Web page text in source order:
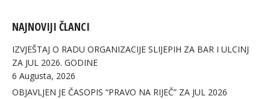
NAJNOVIJI ČLANCI
IZVJEŠTAJ O RADU ORGANIZACIJE SLIJEPIH ZA BAR I ULCINJ
ZA JUL 2026. GODINE
6 Augusta, 2026
OBJAVLJEN JE ČASOPIS “PRAVO NA RIJEČ” ZA JUL 2026